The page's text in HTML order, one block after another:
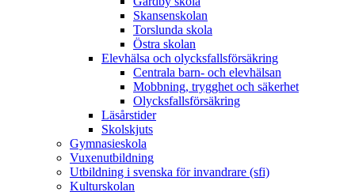
Skansenskolan
Torslunda skola
Östra skolan
Elevhälsa och olycksfallsförsäkring
Centrala barn- och elevhälsan
Mobbning, trygghet och säkerhet
Olycksfallsförsäkring
Läsårstider
Skolskjuts
Gymnasieskola
Vuxenutbildning
Utbildning i svenska för invandrare (sfi)
Kulturskolan